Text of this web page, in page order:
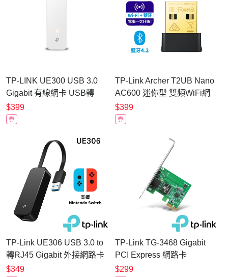
TP-LINK UE300 USB 3.0
Gigabit 有線網卡 USB轉
RJ45 網路卡 DUE300
$399
券
TP-Link Archer T2UB Nano
AC600 迷你型 雙頻WiFi網
路 藍牙4.2 USB無線網卡
(Wi-Fi 無線網路卡)
$399
券
TP-Link UE306 USB 3.0 to
轉RJ45 Gigabit 外接網路卡
乙太網路(網卡轉換線、轉換
$349
TP-Link TG-3468 Gigabit
PCI Express 網路卡
$299